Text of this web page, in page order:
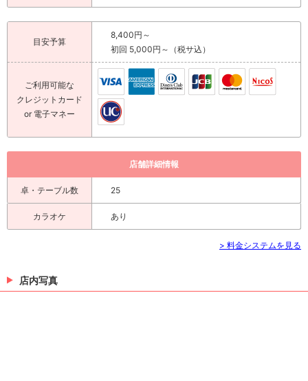
目安予算
8,400円～
初回 5,000円～（税サ込）
ご利用可能な
クレジットカード
or 電子マネー
店舗詳細情報
卓・テーブル数 25
カラオケ あり
> 料金システムを見る
店内写真